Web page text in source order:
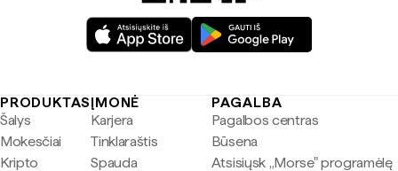
PRODUKTAS
Šalys
Mokesčiai
Kripto
ĮMONĖ
Karjera
Tinklaraštis
Spauda
PAGALBA
Pagalbos centras
Būsena
Atsisiųsk „Morse" programėlę